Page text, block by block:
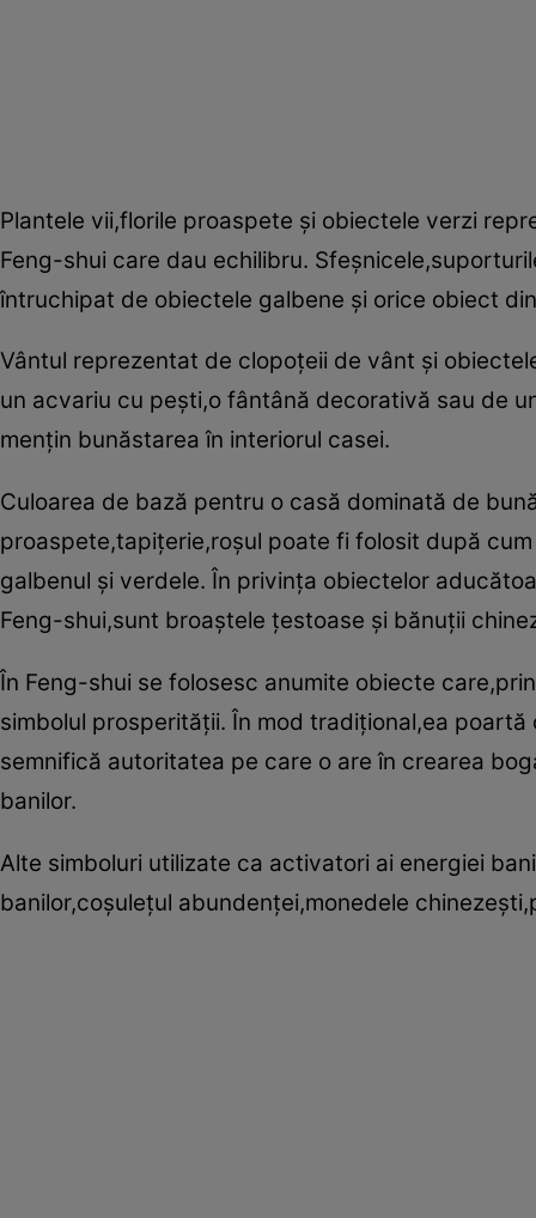
Plantele vii,florile proaspete şi obiectele verzi
Feng-shui care dau echilibru.
întruchipat de obiectele galbene şi orice obiect
Vântul reprezentat de clopoţeii de vânt şi
un acvariu cu peşti,o fântână decorativă sau de
menţin bunăstarea în interiorul casei.
Culoarea de bază pentru o casă dominată de
proaspete,tapiţerie,roşul poate fi folosit după
galbenul şi verdele. În privinţa obiectelor
Feng-shui,sunt broaştele ţestoase şi bănuţii
În Feng-shui se folosesc anumite obiecte
simbolul prosperităţii. În mod tradiţional,ea
semnifică autoritatea pe care o are în crearea
banilor.
Alte simboluri utilizate ca activatori ai energiei
banilor,coşuleţul abundenţei,monedele